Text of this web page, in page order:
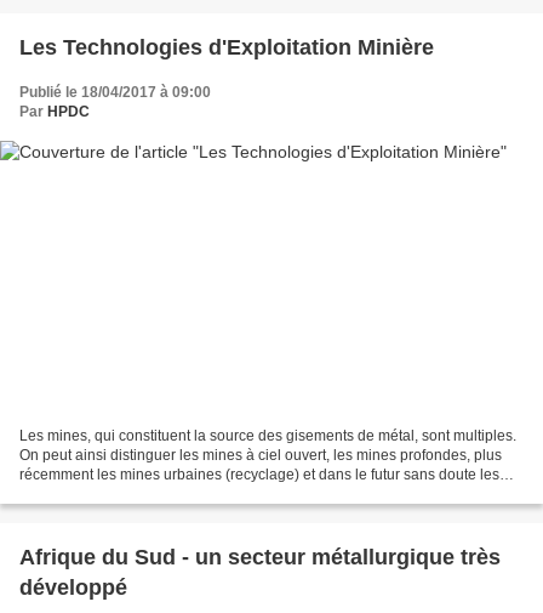
Les Technologies d'Exploitation Minière
Publié le 18/04/2017 à 09:00
Par HPDC
Les mines, qui constituent la source des gisements de métal, sont multiples.
On peut ainsi distinguer les mines à ciel ouvert, les mines profondes, plus
récemment les mines urbaines (recyclage) et dans le futur sans doute les
Afrique du Sud - un secteur métallurgique très
développé